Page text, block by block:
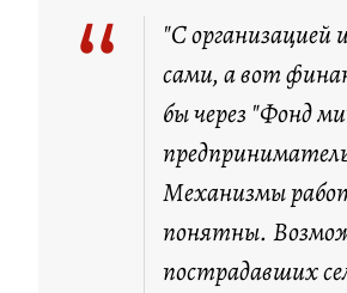
“
"С организацией
сами, а вот
бы через "Фонд
Механизмы
понятны.
пострадавших